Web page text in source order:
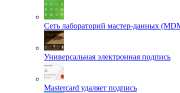
Сеть лабораторий мастер-данных
Универсальная электронная подпись
Mastercard удаляет подпись